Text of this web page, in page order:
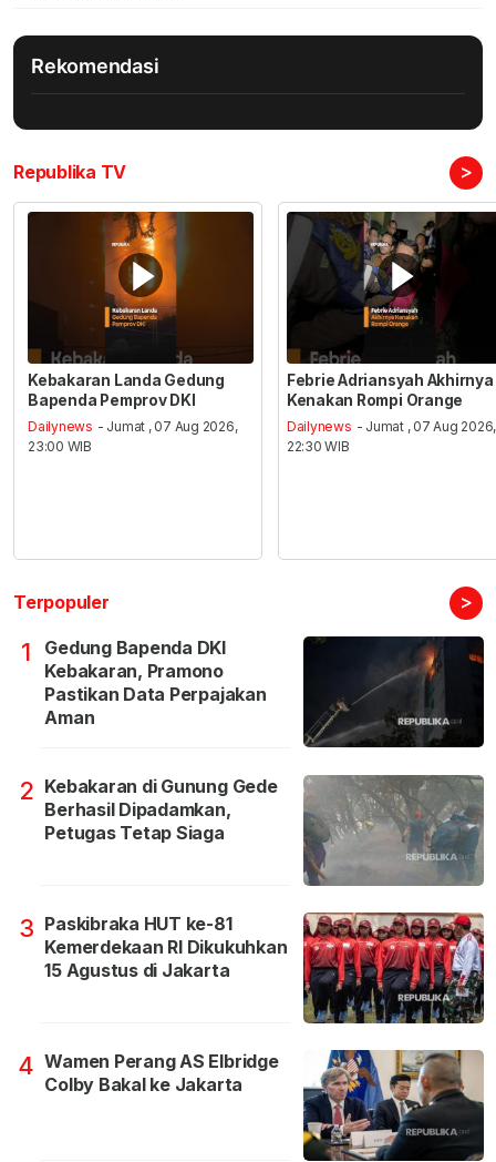
Rekomendasi
Republika TV >
Kebakaran Landa Gedung
Bapenda Pemprov DKI
Dailynews - Jumat , 07 Aug 2026,
23:00 WIB
Febrie Adriansyah Akhirnya
Kenakan Rompi Orange
Dailynews - Jumat , 07 Aug 2026,
22:30 WIB
Terpopuler >
1
Gedung Bapenda DKI
Kebakaran, Pramono
Pastikan Data Perpajakan
Aman
2 Kebakaran di Gunung Gede
Berhasil Dipadamkan,
Petugas Tetap Siaga
3 Paskibraka HUT ke-81
Kemerdekaan RI Dikukuhkan
15 Agustus di Jakarta
4 Wamen Perang AS Elbridge
Colby Bakal ke Jakarta